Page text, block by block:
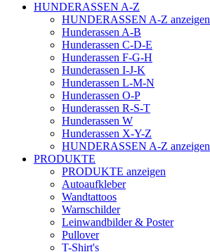
HUNDERASSEN A-Z
HUNDERASSEN A-Z anzeigen
Hunderassen A-B
Hunderassen C-D-E
Hunderassen F-G-H
Hunderassen I-J-K
Hunderassen L-M-N
Hunderassen O-P
Hunderassen R-S-T
Hunderassen W
Hunderassen X-Y-Z
HUNDERASSEN A-Z anzeigen
PRODUKTE
PRODUKTE anzeigen
Autoaufkleber
Wandtattoos
Warnschilder
Leinwandbilder & Poster
Pullover
T-Shirt's